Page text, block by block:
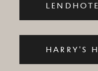
HARRY'S